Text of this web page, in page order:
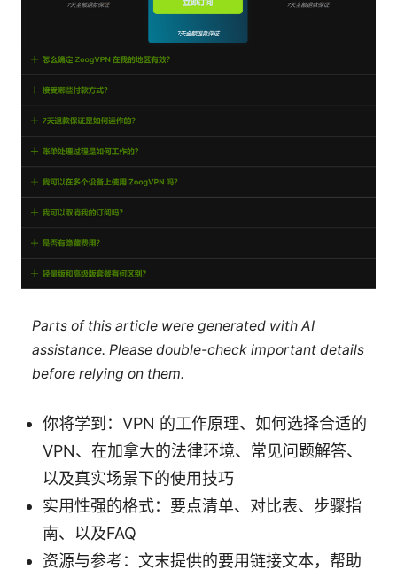
Parts of this article were generated with AI
assistance. Please double-check important details
before relying on them.
你将学到：VPN 的工作原理、如何选择合适的
VPN、在加拿大的法律环境、常见问题解答、
以及真实场景下的使用技巧
实用性强的格式：要点清单、对比表、步骤指
南、以及FAQ
资源与参考：文末提供的要用链接文本，帮助